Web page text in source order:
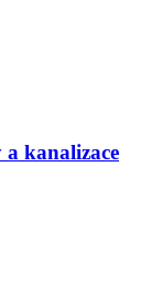
kanalizace